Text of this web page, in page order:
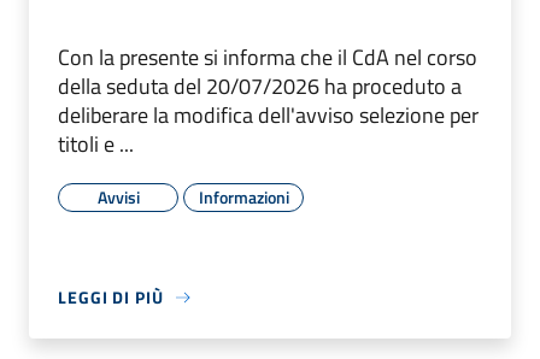
Con la presente si informa che il CdA nel corso
della seduta del 20/07/2026 ha proceduto a
deliberare la modifica dell'avviso selezione per
titoli e ...
Avvisi Informazioni
LEGGI DI PIÙ